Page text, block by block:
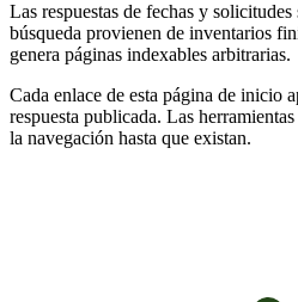
Las respuestas de fechas y
búsqueda provienen de inventarios
genera páginas indexables arbitrarias.
Cada enlace de esta página de inicio
respuesta publicada. Las
la navegación hasta que existan.